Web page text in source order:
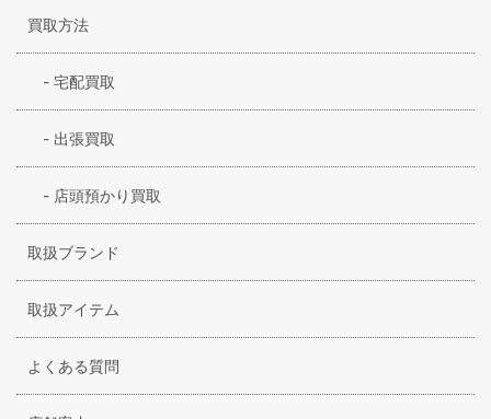
買取方法
- 宅配買取
- 出張買取
- 店頭預かり買取
取扱ブランド
取扱アイテム
よくある質問